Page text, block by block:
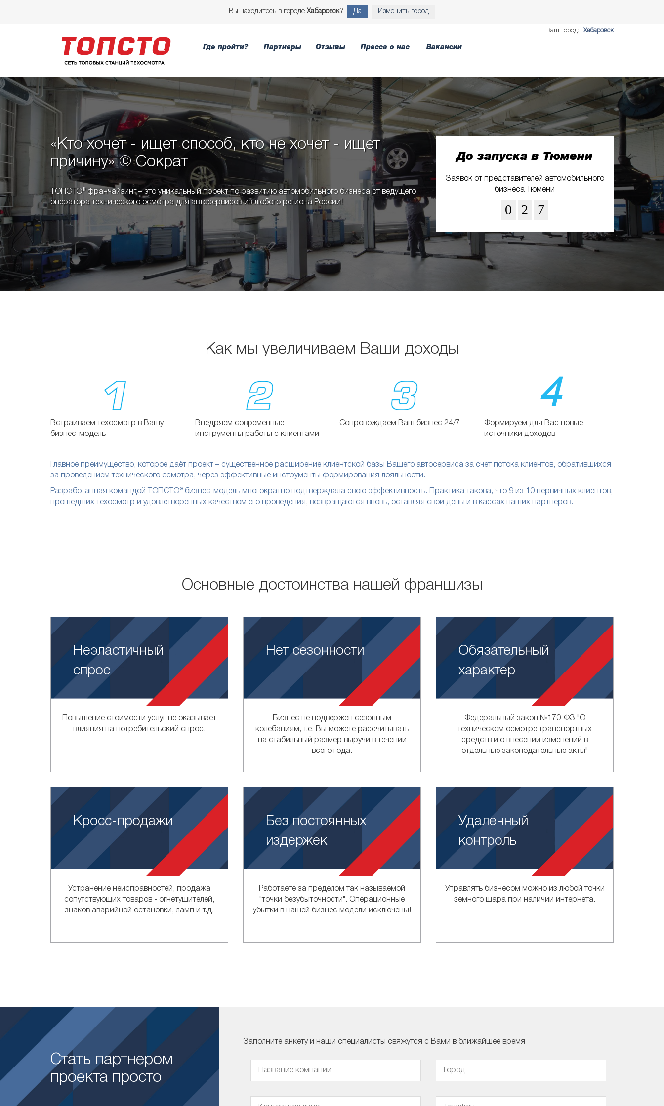
Вы находитесь в городеХабаровск? Да Изменить город
Ваш город: Хабаровск
Где пройти? Партнеры Отзывы Пресса о нас Вакансии
«Кто хочет - ищет способ, кто не хочет - ищет
причину» © Сократ
ТОПСТО® франчайзинг – это уникальный проект по развитию автомобильного бизнеса от ведущего
оператора технического осмотра для автосервисов из любого региона России!
До запуска в Тюмени
Заявок от представителей автомобильного
бизнеса Тюмени
0 2 7
Как мы увеличиваем Ваши доходы
Встраиваем техосмотр в Вашу
бизнес-модель
Внедряем современные
инструменты работы с клиентами
Сопровождаем Ваш бизнес 24/7
4
Формируем для Вас новые
источники доходов
Главное преимущество, которое даёт проект – существенное расширение клиентской базы Вашего автосервиса за счет потока клиентов, обратившихся
за проведением технического осмотра, через эффективные инструменты формирования лояльности.
Разработанная командой ТОПСТО® бизнес-модель многократно подтверждала свою эффективность. Практика такова, что 9 из 10 первичных клиентов,
прошедших техосмотр и удовлетворенных качеством его проведения, возвращаются вновь, оставляя свои деньги в кассах наших партнеров.
Основные достоинства нашей франшизы
Неэластичный
спрос
Повышение стоимости услуг не оказывает
влияния на потребительский спрос.
Нет сезонности
Бизнес не подвержен сезонным
колебаниям, т.е. Вы можете рассчитывать
на стабильный размер выручи в течении
всего года.
Обязательный
характер
Федеральный закон №170-ФЗ "О
техническом осмотре транспортных
средств и о внесении изменений в
отдельные законодательные акты"
Кросс-продажи
Устранение неисправностей, продажа
сопутствующих товаров - огнетушителей,
знаков аварийной остановки, ламп и т.д.
Без постоянных
издержек
Работаете за пределом так называемой
"точки безубыточности". Операционные
убытки в нашей бизнес модели исключены!
Удаленный
контроль
Управлять бизнесом можно из любой точки
земного шара при наличии интернета.
Стать партнером
проекта просто
Заполните анкету и наши специалисты свяжутся с Вами в ближайшее время